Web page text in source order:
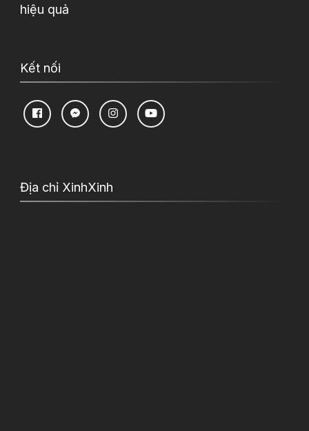
hiệu quả
Kết nối
Địa chỉ XinhXinh